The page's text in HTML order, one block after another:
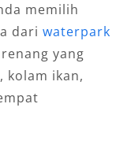
memilih
dari waterpark
yang
kolam ikan,